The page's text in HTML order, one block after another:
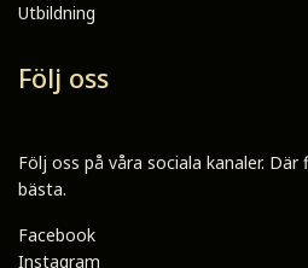
Utbildning
Följ oss
Följ oss på våra sociala kanaler.
bästa.
Facebook
Instagram